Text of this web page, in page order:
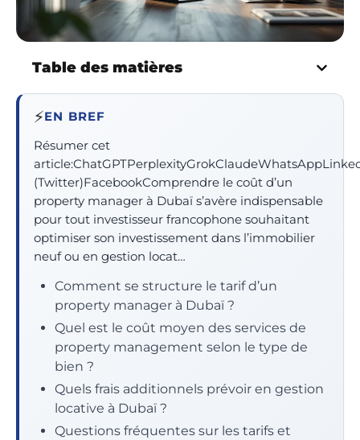
Table des matières
⚡EN BREF
Résumer cet
(Twitter)FacebookComprendre le coût d’un
property manager à Dubaï s’avère indispensable
pour tout investisseur francophone souhaitant
optimiser son investissement dans l’immobilier
neuf ou en gestion locat…
Comment se structure le tarif d’un
property manager à Dubaï ?
Quel est le coût moyen des services de
property management selon le type de
bien ?
Quels frais additionnels prévoir en gestion
locative à Dubaï ?
Questions fréquentes sur les tarifs et